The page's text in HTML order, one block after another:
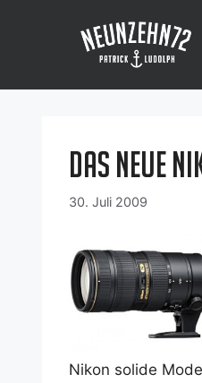
Das neue
30. Juli 2009
Nikon soli­de